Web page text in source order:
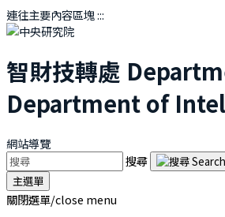
連往主要內容區塊:::
智財技轉處
Department of
網站導覽
搜尋
主選單
關閉選單/close menu